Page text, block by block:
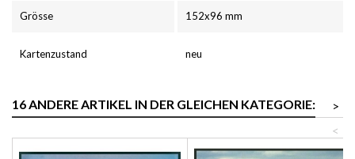
Grösse 152x96 mm
Kartenzustand neu
16 ANDERE ARTIKEL IN DER GLEICHEN KATEGORIE:
>
<